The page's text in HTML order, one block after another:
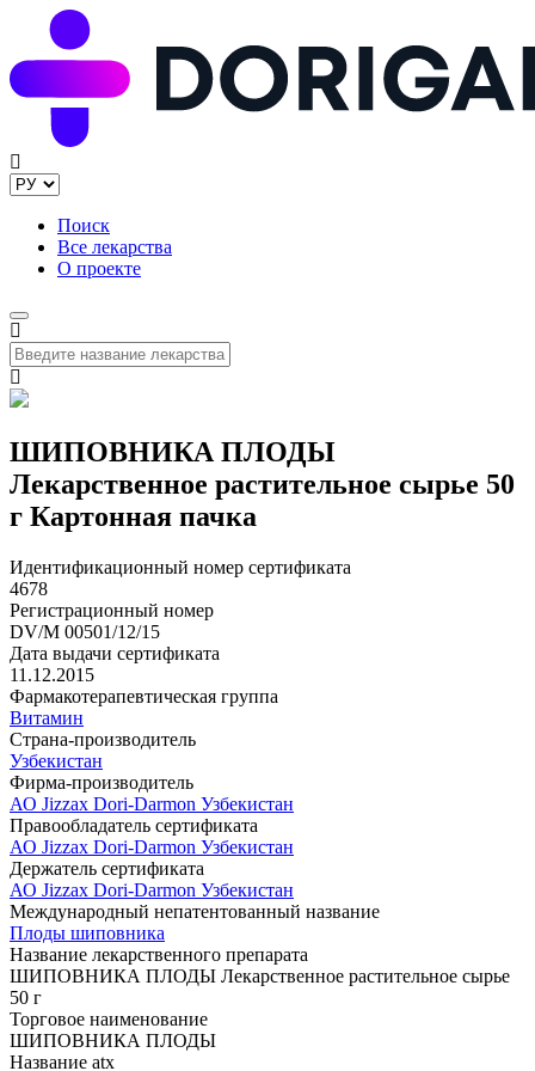
Поиск
Все лекарства
О проекте
ШИПОВНИКА ПЛОДЫ
Лекарственное растительное сырье 50
г Картонная пачка
Идентификационный номер сертификата
4678
Регистрационный номер
DV/M 00501/12/15
Дата выдачи сертификата
11.12.2015
Фармакотерапевтическая группа
Витамин
Страна-производитель
Узбекистан
Фирма-производитель
АО Jizzax Dori-Darmon Узбекистан
Правообладатель сертификата
АО Jizzax Dori-Darmon Узбекистан
Держатель сертификата
АО Jizzax Dori-Darmon Узбекистан
Международный непатентованный название
Плоды шиповника
Название лекарственного препарата
ШИПОВНИКА ПЛОДЫ Лекарственное растительное сырье
50 г
Торговое наименование
ШИПОВНИКА ПЛОДЫ
Название atx